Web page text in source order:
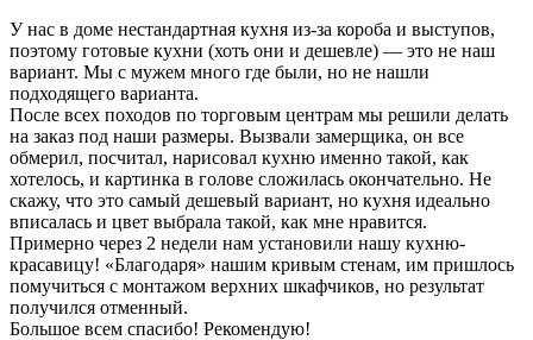
У нас в доме нестандартная кухня из-за короба и выступов,
поэтому готовые кухни (хоть они и дешевле) — это не наш
вариант. Мы с мужем много где были, но не нашли
подходящего варианта.
После всех походов по торговым центрам мы решили делать
на заказ под наши размеры. Вызвали замерщика, он все
обмерил, посчитал, нарисовал кухню именно такой, как
хотелось, и картинка в голове сложилась окончательно. Не
скажу, что это самый дешевый вариант, но кухня идеально
вписалась и цвет выбрала такой, как мне нравится.
Примерно через 2 недели нам установили нашу кухню-
красавицу! «Благодаря» нашим кривым стенам, им пришлось
помучиться с монтажом верхних шкафчиков, но результат
получился отменный.
Большое всем спасибо! Рекомендую!